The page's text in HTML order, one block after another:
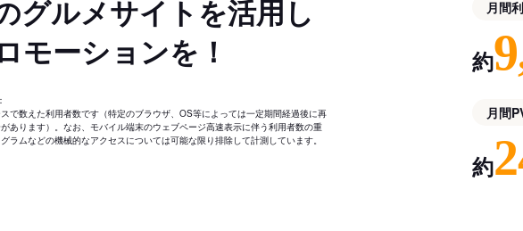
グルメサイトを活用し
モーションを！
で数えた利用者数です（特定のブラウザ、OS等によっては一定期間経過後に再
あります）。なお、モバイル端末のウェブページ高速表示に伴う利用者数の重
ラムなどの機械的なアクセスについては可能な限り排除して計測しています。
月間
約
月間
約